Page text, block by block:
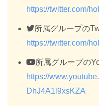
https://twitter.com/
所属グループの
https://twitter.com/
所属グループの
https://
DhJ4A1l9xsKZA